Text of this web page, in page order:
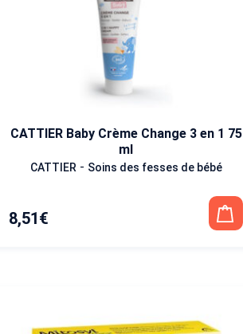
CATTIER Baby Crème Change 3 en 1 75
ml
CATTIER - Soins des fesses de bébé
8,51€